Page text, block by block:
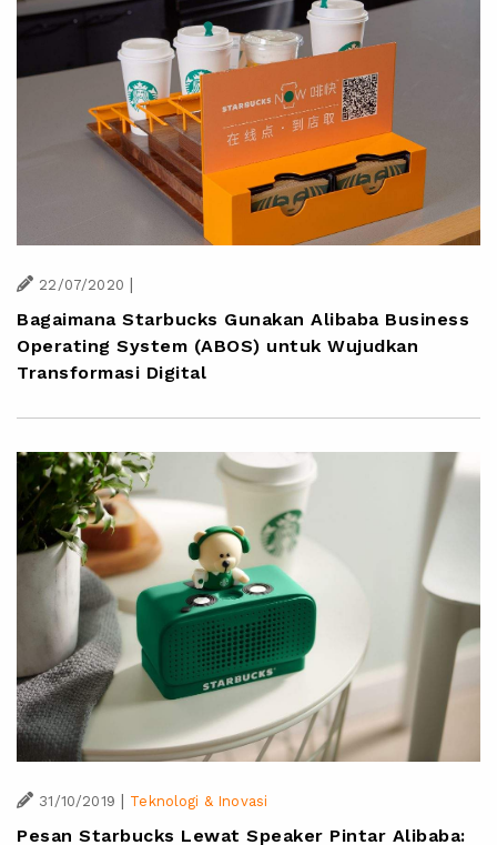
22/07/2020 |
Bagaimana Starbucks Gunakan Alibaba Business
Operating System (ABOS) untuk Wujudkan
Transformasi Digital
31/10/2019 | Teknologi & Inovasi
Pesan Starbucks Lewat Speaker Pintar Alibaba: